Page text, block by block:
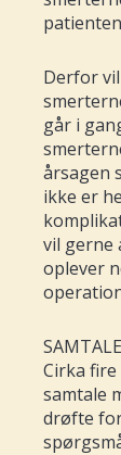
Derfor
går i
årsagen
ikke er
vil gerne
oplever
Cirka
samtale
drøfte